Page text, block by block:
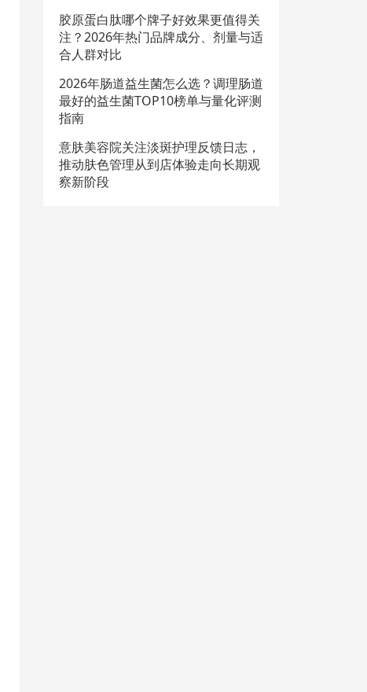
胶原蛋白肽哪个牌子好效果更值得关
注？2026年热门品牌成分、剂量与适
合人群对比
2026年肠道益生菌怎么选？调理肠道
最好的益生菌TOP10榜单与量化评测
指南
意肤美容院关注淡斑护理反馈日志，
推动肤色管理从到店体验走向长期观
察新阶段